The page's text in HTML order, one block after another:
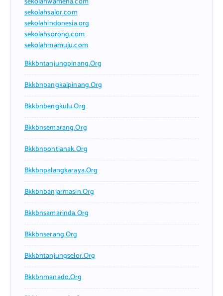
sekolahsalor.com
sekolahindonesia.org
sekolahsorong.com
sekolahmamuju.com
Bkkbntanjungpinang.org
Bkkbnpangkalpinang.org
Bkkbnbengkulu.org
Bkkbnsemarang.org
Bkkbnpontianak.org
Bkkbnpalangkaraya.org
Bkkbnbanjarmasin.org
Bkkbnsamarinda.org
Bkkbnserang.org
Bkkbntanjungselor.org
Bkkbnmanado.org